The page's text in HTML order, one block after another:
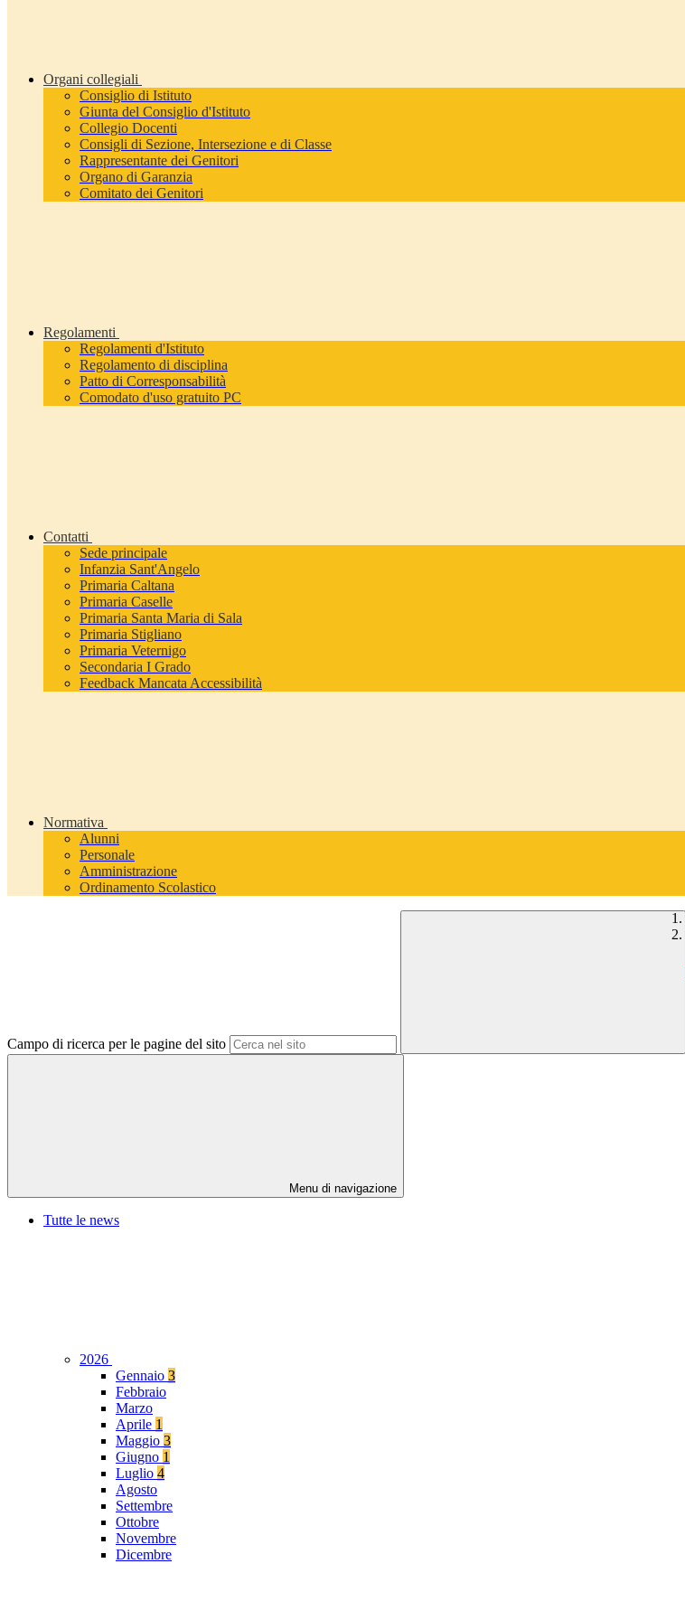
Organi collegiali
Consiglio di Istituto
Giunta del Consiglio d'Istituto
Collegio Docenti
Consigli di Sezione, Intersezione e di Classe
Rappresentante dei Genitori
Organo di Garanzia
Comitato dei Genitori
Regolamenti
Regolamenti d'Istituto
Regolamento di disciplina
Patto di Corresponsabilità
Comodato d'uso gratuito PC
Contatti
Sede principale
Infanzia Sant'Angelo
Primaria Caltana
Primaria Caselle
Primaria Santa Maria di Sala
Primaria Stigliano
Primaria Veternigo
Secondaria I Grado
Feedback Mancata Accessibilità
Normativa
Alunni
Personale
Amministrazione
Ordinamento Scolastico
Campo di ricerca per le pagine del sito
Menu di navigazione
Tutte le news
2026
Gennaio 3
Febbraio
Marzo
Aprile 1
Maggio 3
Giugno 1
Luglio 4
Agosto
Settembre
Ottobre
Novembre
Dicembre